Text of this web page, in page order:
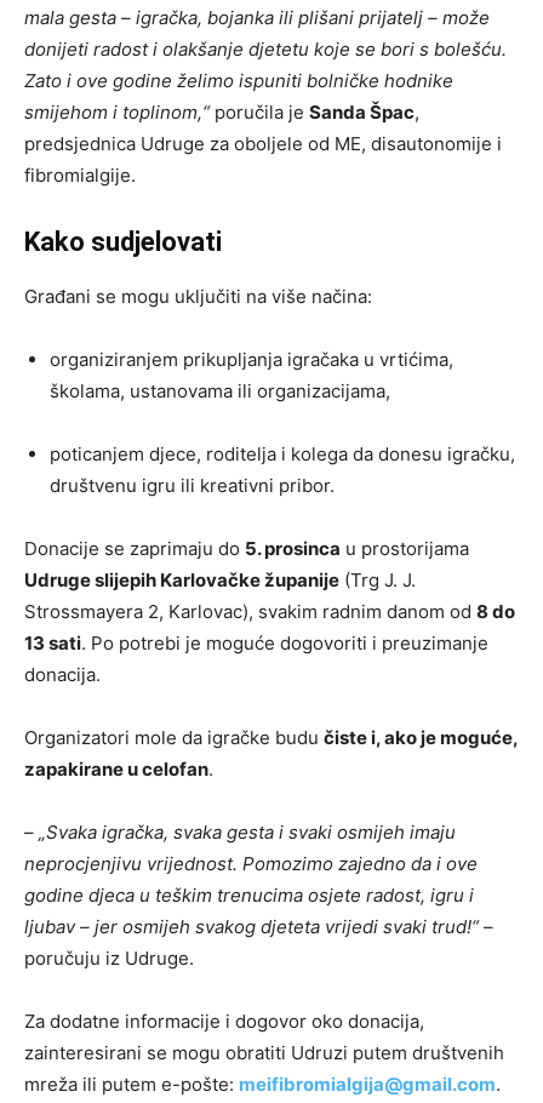
mala gesta – igračka, bojanka ili plišani prijatelj – može
donijeti radost i olakšanje djetetu koje se bori s bolešću.
Zato i ove godine želimo ispuniti bolničke hodnike
smijehom i toplinom,“poručila je Sanda Špac,
predsjednica Udruge za oboljele od ME, disautonomije i
fibromialgije.
Kako sudjelovati
Građani se mogu uključiti na više načina:
organiziranjem prikupljanja igračaka u vrtićima,
školama, ustanovama ili organizacijama,
poticanjem djece, roditelja i kolega da donesu igračku,
društvenu igru ili kreativni pribor.
Donacije se zaprimaju do 5. prosinca u prostorijama
Udruge slijepih Karlovačke županije (Trg J. J.
Strossmayera 2, Karlovac), svakim radnim danom od 8 do
13 sati. Po potrebi je moguće dogovoriti i preuzimanje
donacija.
Organizatori mole da igračke budu čiste i, ako je moguće,
zapakirane u celofan.
– „Svaka igračka, svaka gesta i svaki osmijeh imaju
neprocjenjivu vrijednost. Pomozimo zajedno da i ove
godine djeca u teškim trenucima osjete radost, igru i
ljubav – jer osmijeh svakog djeteta vrijedi svaki trud!“–
poručuju iz Udruge.
Za dodatne informacije i dogovor oko donacija,
zainteresirani se mogu obratiti Udruzi putem društvenih
mreža ili putem e-pošte: meifibromialgija@gmail.com.